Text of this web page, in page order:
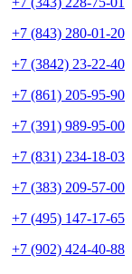
+7 (843) 280-01-20
+7 (3842) 23-22-40
+7 (861) 205-95-90
+7 (391) 989-95-00
+7 (831) 234-18-03
+7 (383) 209-57-00
+7 (495) 147-17-65
+7 (902) 424-40-88